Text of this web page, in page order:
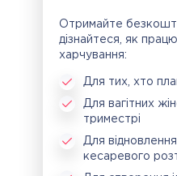
Отримайте
дізнайтеся, як
харчування:
Для тих, хто
Для вагітних
триместрі
Для відновлення
кесаревого